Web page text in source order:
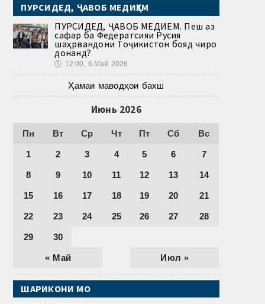
ПУРСИДЕД, ҶАВОБ МЕДИҲЕМ
ПУРСИДЕД, ҶАВОБ МЕДИҲЕМ. Пеш аз
сафар ба Федератсияи Русия
шаҳрвандони Тоҷикистон бояд чиро
донанд?
🕔 12:00, 6.Май 2026
Ҳамаи маводҳои бахш
Июнь 2026
Пн Вт Ср Чт Пт Сб Вс
« Май Июл »
1 2 3 4 5 6 7
8 9 10 11 12 13 14
15 16 17 18 19 20 21
22 23 24 25 26 27 28
29 30
ШАРИКОНИ МО